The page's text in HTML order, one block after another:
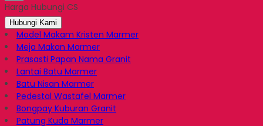
Email
Harga Hubungi CS
Hubungi Kami
Model Makam Kristen Marmer
Meja Makan Marmer
Prasasti Papan Nama Granit
Lantai Batu Marmer
Batu Nisan Marmer
Pedestal Wastafel Marmer
Bongpay Kuburan Granit
Patung Kuda Marmer